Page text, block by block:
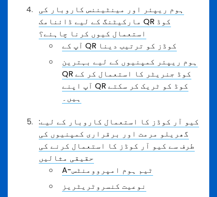
ہوم ریپئر اور مینٹیننس کاروبار کی
مارکیٹنگ کے لیے ڈائنامک QR کوڈ
استعمال کیوں کرنا چاہئے؟
آپ کے QR کوڈز کو ترتیب دینا
ہوم ریپئر کمپنیوں کے لیے بہترین
QR کوڈ جنریٹر کا استعمال کر کے
آپ اپنے QR کوڈ کو ٹریک کر سکتے
ہیں۔
کیو آر کوڈز کا استعمال کاروبار کے لیے:
گھریلو مرمت اور برقراری کمپنیوں کی
طرف سے کیو آر کوڈز کا استعمال کرنے کی
حقیقی مثالیں
A-ٹیم ہوم امپروومنٹس
نوعیت کنسروٹریٹریز